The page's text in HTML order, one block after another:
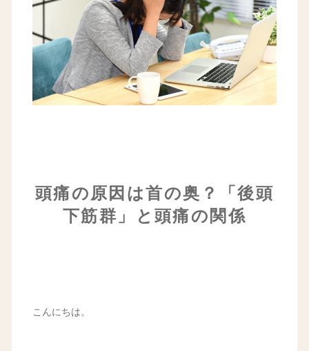
頭痛の原因は首の奥？「後頭
下筋群」と頭痛の関係
こんにちは。